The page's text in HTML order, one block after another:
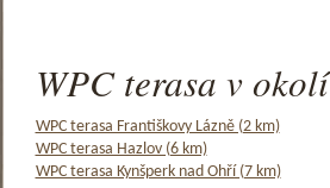
WPC terasa v okolí
WPC terasa Františkovy Lázně (2 km)
WPC terasa Hazlov (6 km)
WPC terasa Kynšperk nad Ohří (7 km)